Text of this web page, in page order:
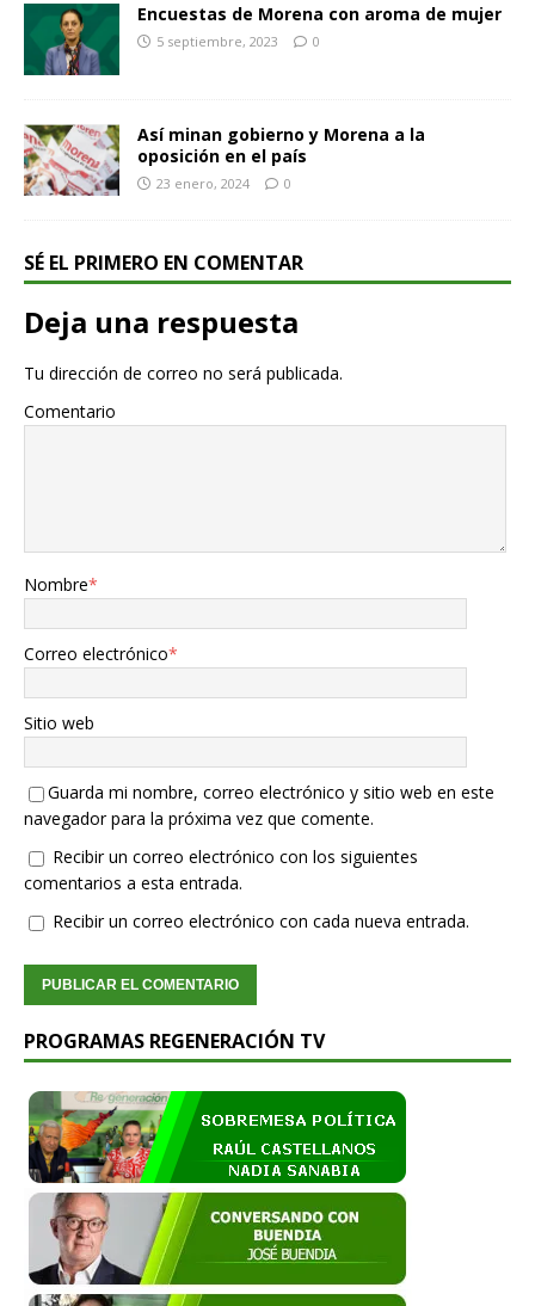
Encuestas de Morena con aroma de mujer
5 septiembre, 2023 0
Así minan gobierno y Morena a la
oposición en el país
23 enero, 2024 0
SÉ EL PRIMERO EN COMENTAR
Deja una respuesta
Tu dirección de correo no será publicada.
Comentario
Nombre*
Correo electrónico*
Sitio web
Guarda mi nombre, correo electrónico y sitio web en este
navegador para la próxima vez que comente.
Recibir un correo electrónico con los siguientes
comentarios a esta entrada.
Recibir un correo electrónico con cada nueva entrada.
PROGRAMAS REGENERACIÓN TV